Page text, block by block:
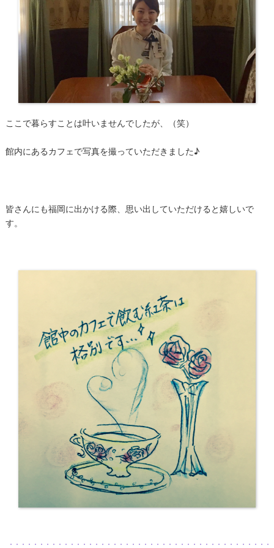
ここで暮らすことは叶いませんでしたが、（笑）
館内にあるカフェで写真を撮っていただきました♪
皆さんにも福岡に出かける際、思い出していただけると嬉しいで
す。